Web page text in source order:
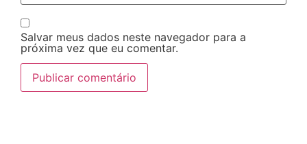
Salvar meus dados neste navegador para a
próxima vez que eu comentar.